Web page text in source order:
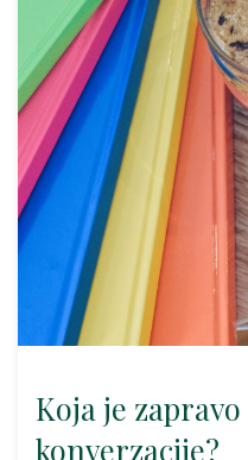
Koja je
konverzacije?